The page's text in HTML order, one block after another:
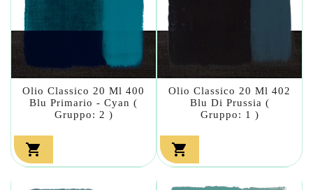
Olio Classico 20 Ml 400
Blu Primario - Cyan (
Gruppo: 2 )

Olio Classico 20 Ml 402
Blu Di Prussia (
Gruppo: 1 )
